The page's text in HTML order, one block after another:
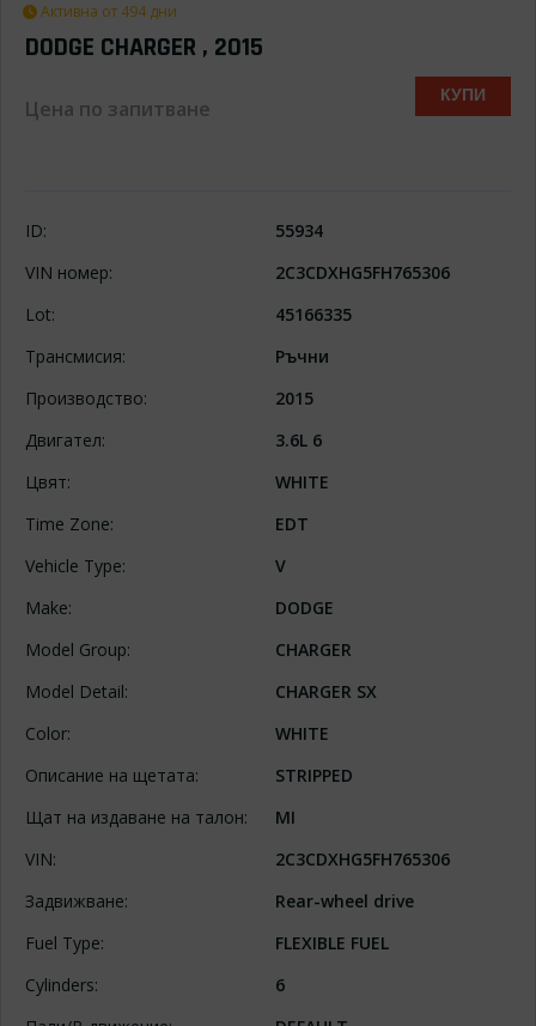
Активна от 494 дни
DODGE CHARGER , 2015
Цена по запитване КУПИ
ID:
55934
VIN номер:
2C3CDXHG5FH765306
Lot:
45166335
Трансмисия:
Ръчни
Производство:
2015
Двигател:
3.6L 6
Цвят:
WHITE
Time Zone:
EDT
Vehicle Type:
V
Make:
DODGE
Model Group:
CHARGER
Model Detail:
CHARGER SX
Color:
WHITE
Описание на щетата:
STRIPPED
Щат на издаване на талон:
MI
VIN:
2C3CDXHG5FH765306
Задвижване:
Rear-wheel drive
Fuel Type:
FLEXIBLE FUEL
Cylinders:
6